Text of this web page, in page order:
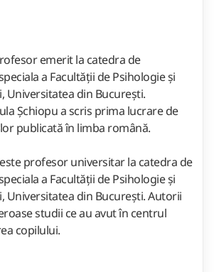
emerit la catedra de
a Facultății de Psihologie și
Universitatea din București.
Șchiopu a scris prima lucrare de
publicată în limba română.
profesor universitar la catedra de
a Facultății de Psihologie și
Universitatea din București. Autorii
studii ce au avut în centrul
copilului.